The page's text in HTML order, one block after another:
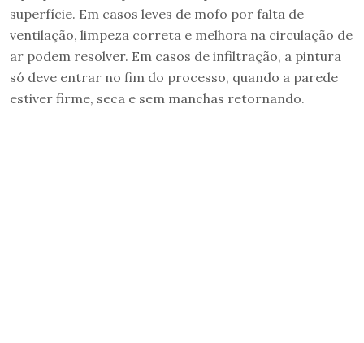
superfície. Em casos leves de mofo por falta de
ventilação, limpeza correta e melhora na circulação de
ar podem resolver. Em casos de infiltração, a pintura
só deve entrar no fim do processo, quando a parede
estiver firme, seca e sem manchas retornando.